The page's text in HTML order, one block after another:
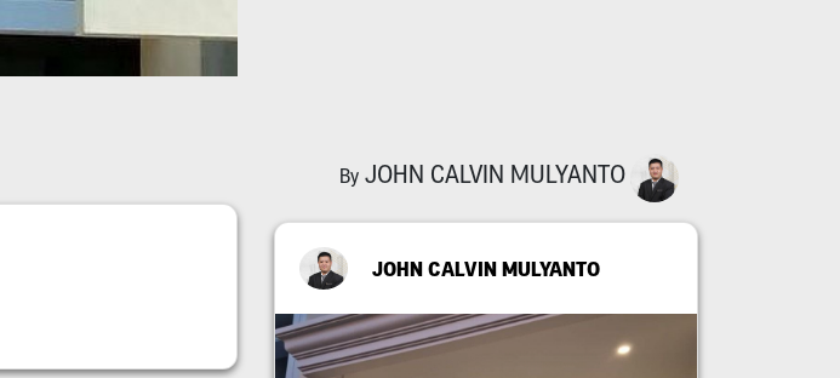
By JOHN CALVIN MULYANTO
JOHN CALVIN MULYANTO